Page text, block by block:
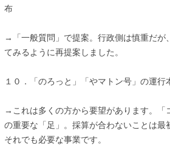
布
→「一般質問」で提案。行政側は慎重だが
てみるように再提案しました。
１０．「のろっと」「やマトン号」の運行
→これは多くの方から要望があります。「
の重要な「足」。採算が合わないことは最
それでも必要な事業です。